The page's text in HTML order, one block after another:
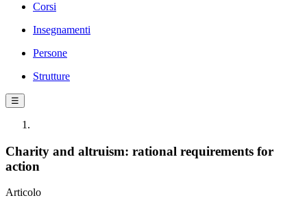
Corsi
Insegnamenti
Persone
Strutture
☰
Charity and altruism: rational requirements for
action
Articolo